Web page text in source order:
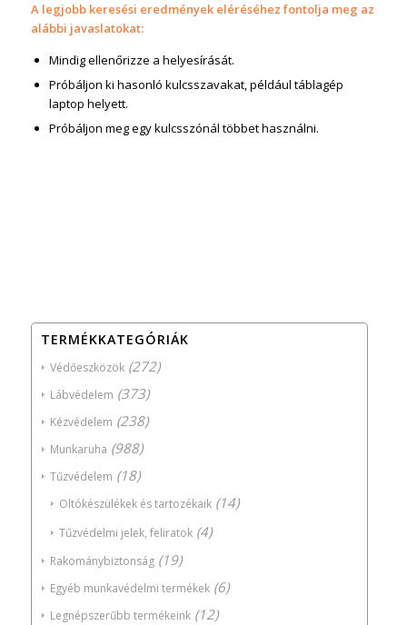
A legjobb keresési eredmények eléréséhez fontolja meg az
alábbi javaslatokat:
Mindig ellenőrizze a helyesírását.
Próbáljon ki hasonló kulcsszavakat, például táblagép
laptop helyett.
Próbáljon meg egy kulcsszónál többet használni.
TERMÉKKATEGÓRIÁK
Védőeszközök (272)
Lábvédelem (373)
Kézvédelem (238)
Munkaruha (988)
Tűzvédelem (18)
Oltókészülékek és tartozékaik (14)
Tűzvédelmi jelek, feliratok (4)
Rakománybiztonság (19)
Egyéb munkavédelmi termékek (6)
Legnépszerűbb termékeink (12)